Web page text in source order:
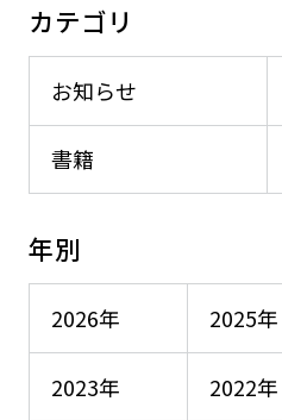
カテゴリ
お知らせ
書籍
年別
2026年 2025年
2023年 2022年